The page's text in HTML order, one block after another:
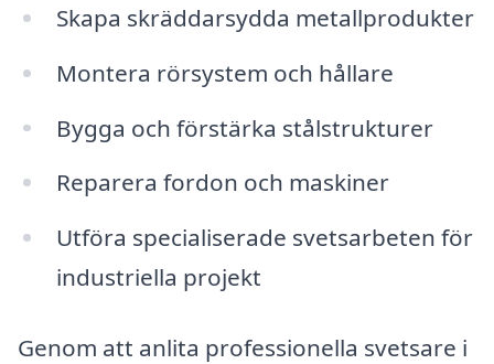
Skapa skräddarsydda metallprodukter
Montera rörsystem och hållare
Bygga och förstärka stålstrukturer
Reparera fordon och maskiner
Utföra specialiserade svetsarbeten för
industriella projekt
Genom att anlita professionella svetsare i